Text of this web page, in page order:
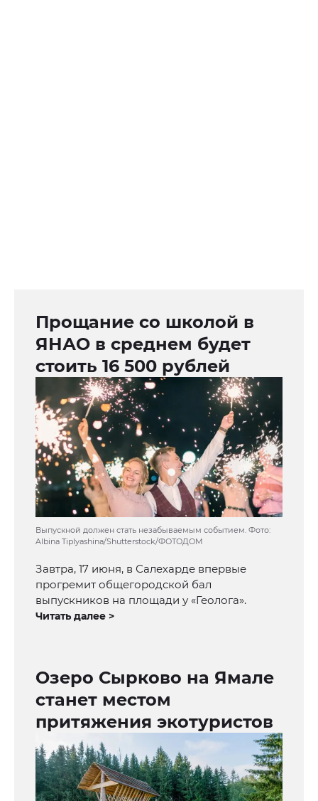
Прощание со школой в
ЯНАО в среднем будет
стоить 16 500 рублей
Выпускной должен стать незабываемым событием. Фото:
Albina Tiplyashina/Shutterstock/ФОТОДОМ
Завтра, 17 июня, в Салехарде впервые
прогремит общегородской бал
выпускников на площади у «Геолога».
Читать далее >
Озеро Сырково на Ямале
станет местом
притяжения экотуристов